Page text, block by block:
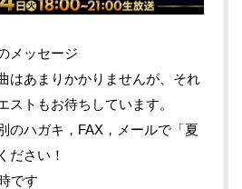
メッセージ
はあまりかかりませんが、それ
ストもお待ちしています。
のハガキ，FAX，メールで「夏
ださい！
です